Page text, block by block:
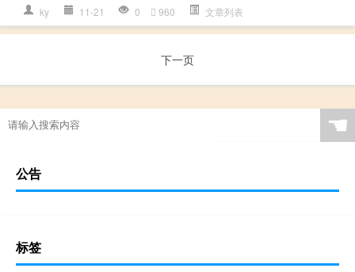
ky 11-21 0 960 文章列表
下一页
☚
公告
标签